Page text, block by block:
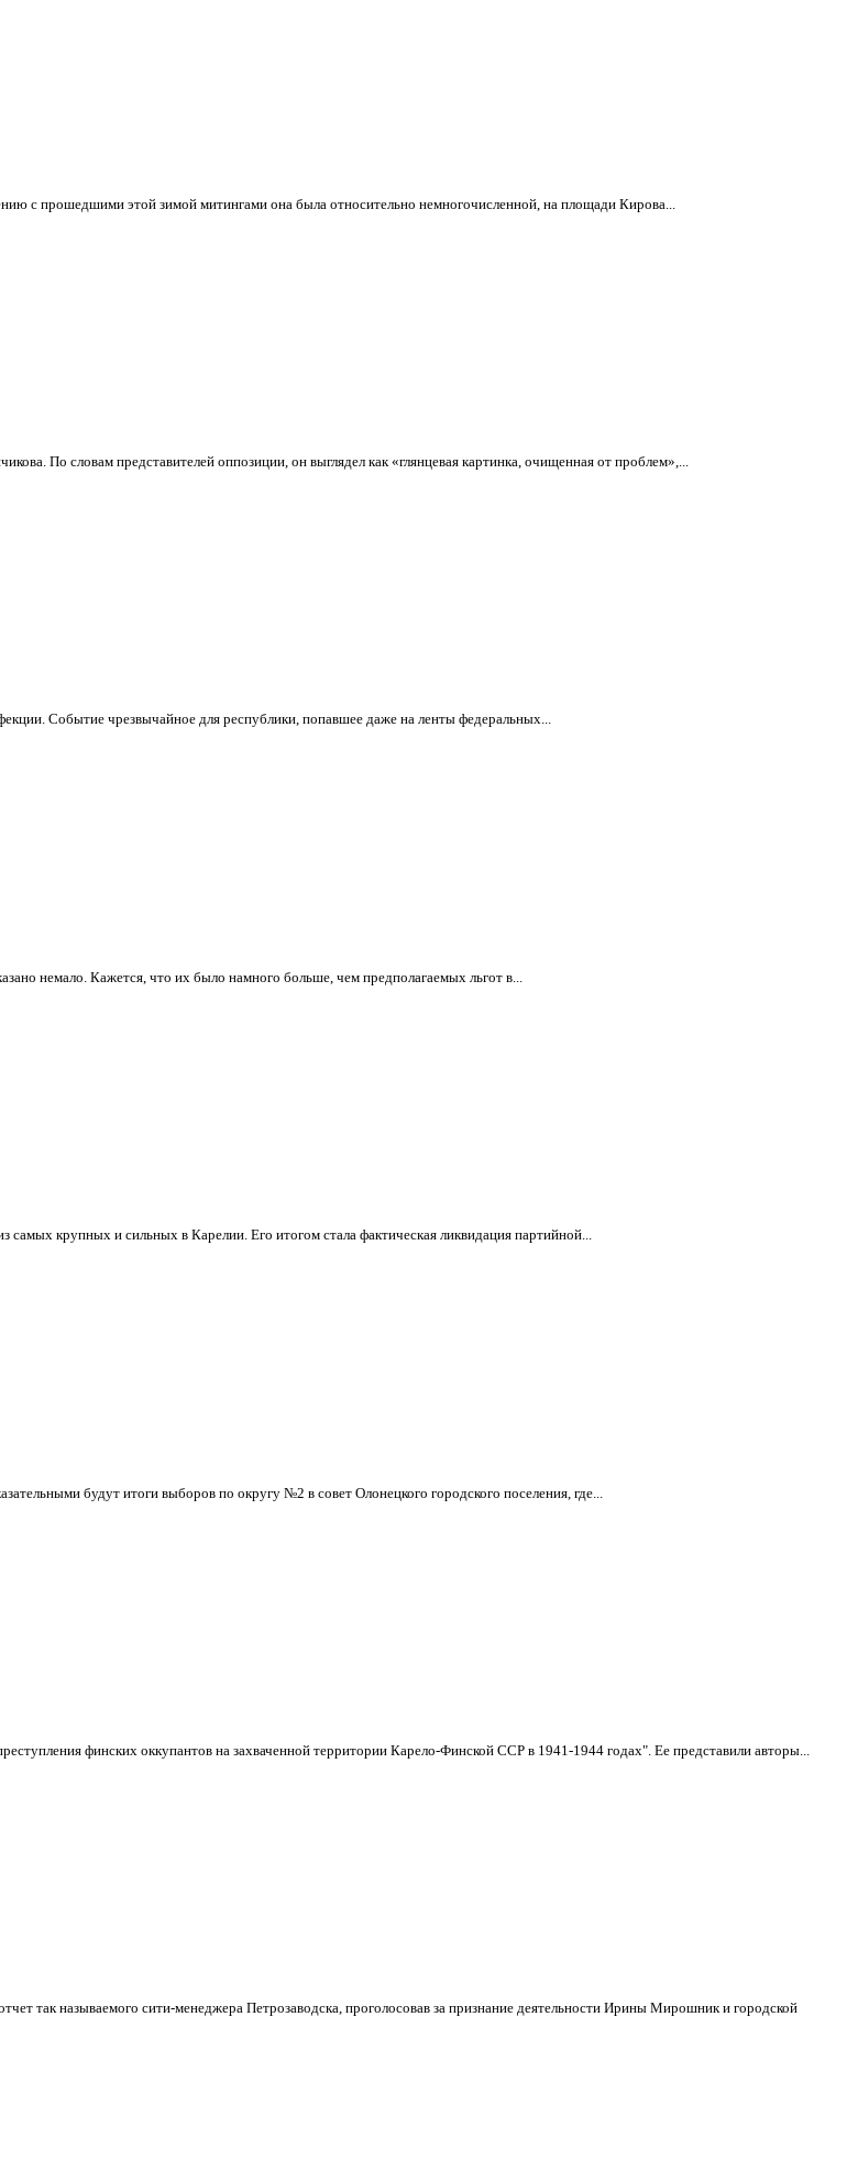
с прошедшими этой зимой митингами она была относительно немногочисленной, на площади Кирова...
По словам представителей оппозиции, он выглядел как «глянцевая картинка, очищенная от проблем»,...
Событие чрезвычайное для республики, попавшее даже на ленты федеральных...
немало. Кажется, что их было намного больше, чем предполагаемых льгот в...
крупных и сильных в Карелии. Его итогом стала фактическая ликвидация партийной...
будут итоги выборов по округу №2 в совет Олонецкого городского поселения, где...
финских оккупантов на захваченной территории Карело-Финской ССР в 1941-1944 годах". Ее представили авторы...
так называемого сити-менеджера Петрозаводска, проголосовав за признание деятельности Ирины Мирошник и городской